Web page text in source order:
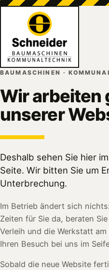
BAUMASCHINEN ·
Wir arbeiten
unserer
Deshalb sehen Sie hier
Seite. Wir bitten Sie um
Unterbrechung.
Im Betrieb ändert sich
Zeiten für Sie da, beraten
Verleih und die Werkstatt
Ihren Besuch bei uns im
Sobald die neue Website